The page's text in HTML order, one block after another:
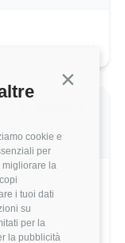
Continua
cookie e
per
la
i tuoi dati
su
per la
la pubblicità